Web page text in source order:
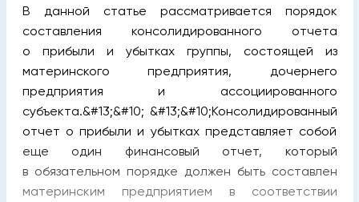
В данной статье рассматривается порядок
составления консолидированного отчета
о прибыли и убытках группы, состоящей из
материнского предприятия, дочернего
предприятия и ассоциированного
субъекта.&#13;&#10; &#13;&#10;Консолидированный
отчет о прибыли и убытках представляет собой
еще один финансовый отчет, который
в обязательном порядке должен быть составлен
материнским предприятием в соответствии